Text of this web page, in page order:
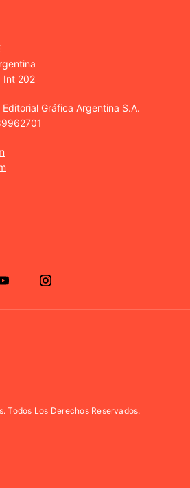
Int 202
Editorial Gráfica Argentina S.A.
Todos Los Derechos Reservados.